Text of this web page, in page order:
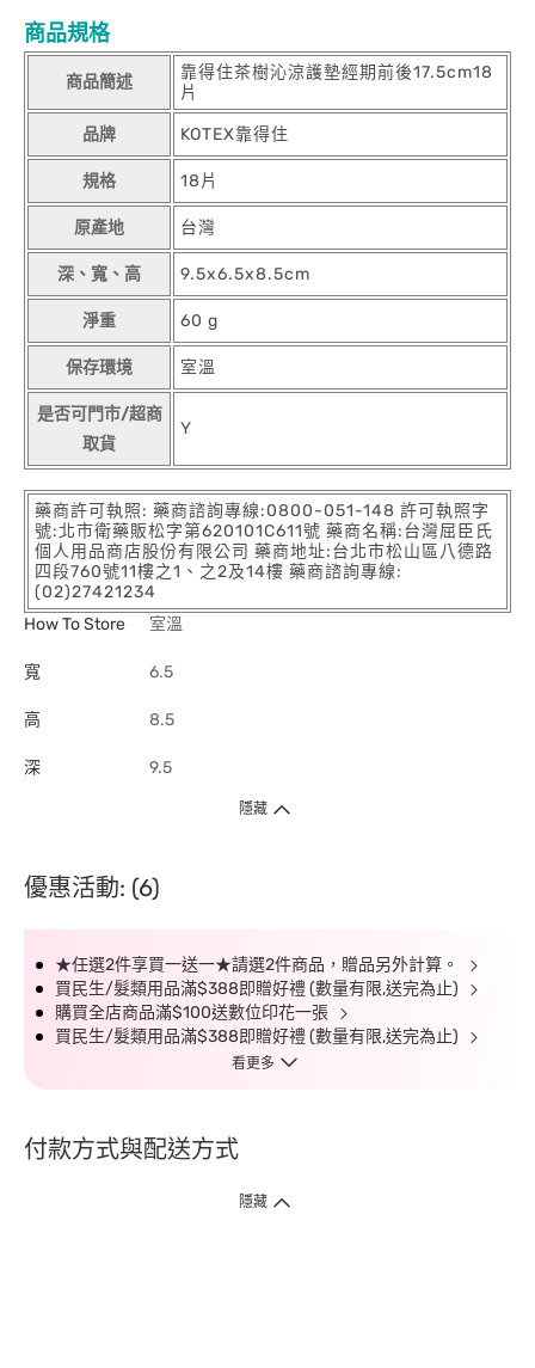
商品規格
商品簡述
靠得住茶樹沁涼護墊經期前後17.5cm18
片
品牌 KOTEX靠得住
規格 18片
原產地 台灣
深、寬、高 9.5x6.5x8.5cm
淨重 60 g
保存環境 室溫
是否可門市/超商
取貨
Y
藥商許可執照: 藥商諮詢專線:0800-051-148 許可執照字
號:北市衛藥販松字第620101C611號 藥商名稱:台灣屈臣氏
個人用品商店股份有限公司 藥商地址:台北市松山區八德路
四段760號11樓之1、之2及14樓 藥商諮詢專線:
(02)27421234
How To Store
室溫
寬 6.5
高 8.5
深 9.5
隱藏
優惠活動: (6)
★任選2件享買一送一★請選2件商品，贈品另外計算。
買民生/髮類用品滿$388即贈好禮 (數量有限,送完為止)
購買全店商品滿$100送數位印花一張
買民生/髮類用品滿$388即贈好禮 (數量有限,送完為止)
看更多
付款方式與配送方式
隱藏